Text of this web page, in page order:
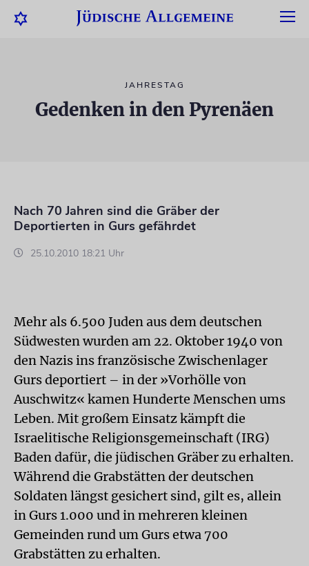
JAHRESTAG
Gedenken in den Pyrenäen
Nach 70 Jahren sind die Gräber der
Deportierten in Gurs gefährdet
25.10.2010 18:21 Uhr
Mehr als 6.500 Juden aus dem deutschen
Südwesten wurden am 22. Oktober 1940 von
den Nazis ins französische Zwischenlager
Gurs deportiert – in der »Vorhölle von
Auschwitz« kamen Hunderte Menschen ums
Leben. Mit großem Einsatz kämpft die
Israelitische Religionsgemeinschaft (IRG)
Baden dafür, die jüdischen Gräber zu erhalten.
Während die Grabstätten der deutschen
Soldaten längst gesichert sind, gilt es, allein
in Gurs 1.000 und in mehreren kleinen
Gemeinden rund um Gurs etwa 700
Grabstätten zu erhalten.